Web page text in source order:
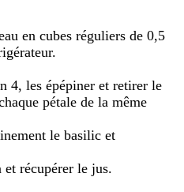
en cubes réguliers de 0,5
4, les épépiner et retirer le
pétale de la même
le basilic et
et récupérer le jus.